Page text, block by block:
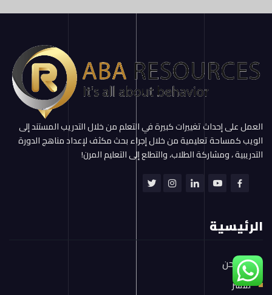
العمل على إحداث تغييرات كبيرة في التعلم من خلال التدريب المستند إلى
الويب كمساحة تعليمية من خلال إجراء بحث مكثف لإعداد مناهج الدورة
التدريبية ، ومشاركة الطلاب، والتطلع إلى التعليم المرن!
الرئيسية
من نحن
للأسر